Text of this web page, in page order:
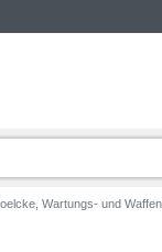
Wartungs- und